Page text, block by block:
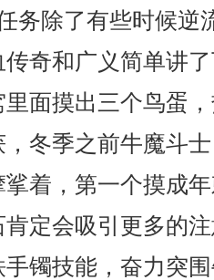
务除了有些时候逆
奇和广义简单讲
面摸出三个鸟蛋
冬季之前牛魔斗
着，第一个摸成
定会吸引更多的
镯技能，奋力突